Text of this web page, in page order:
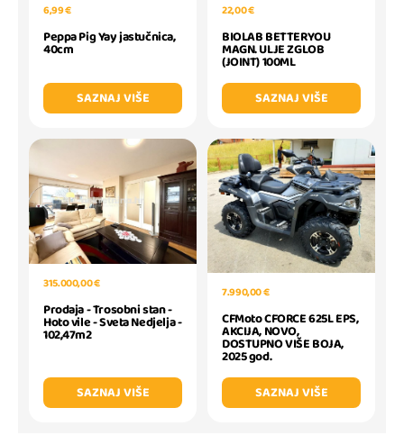
6,99 €
Peppa Pig Yay jastučnica,
40cm
SAZNAJ VIŠE
22,00 €
BIOLAB BETTERYOU
MAGN. ULJE ZGLOB
(JOINT) 100ML
SAZNAJ VIŠE
315.000,00 €
Prodaja - Trosobni stan -
Hoto vile - Sveta Nedjelja -
102,47m2
SAZNAJ VIŠE
7.990,00 €
CFMoto CFORCE 625L EPS,
AKCIJA, NOVO,
DOSTUPNO VIŠE BOJA,
2025 god.
SAZNAJ VIŠE